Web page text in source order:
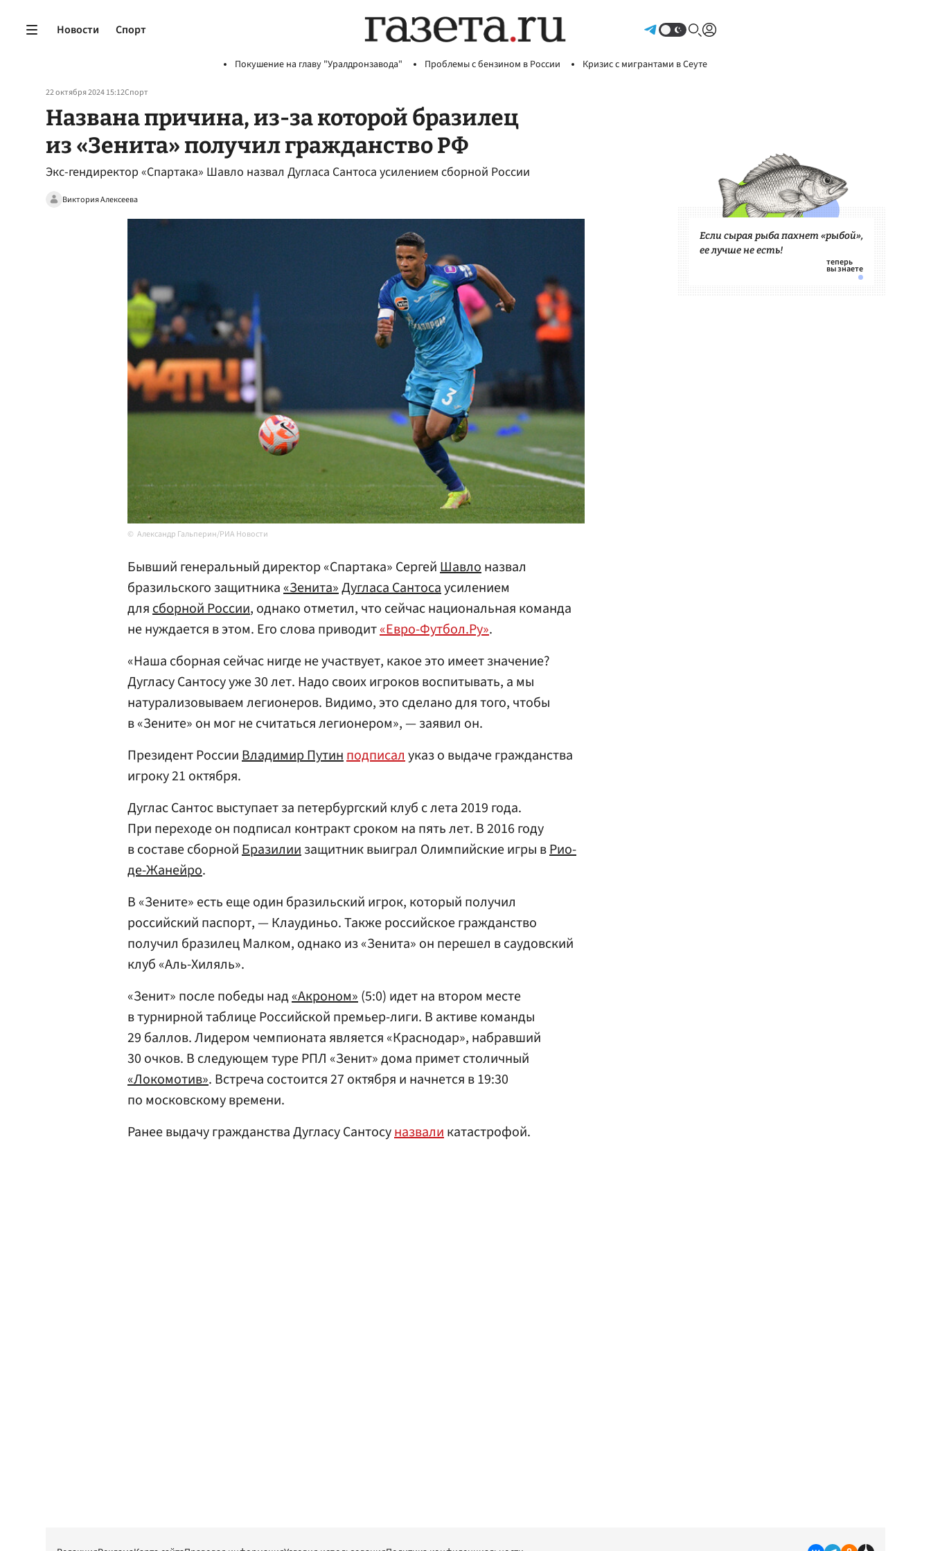
Новости Спорт
Покушение на главу "Уралдронзавода" Проблемы с бензином в России Кризис с мигрантами в Сеуте
22 октября 2024 15:12Спорт
Названа причина, из-за которой бразилец
из «Зенита» получил гражданство РФ
Экс-гендиректор «Спартака» Шавло назвал Дугласа Сантоса усилением сборной России
Виктория Алексеева
Александр Гальперин/РИА Новости
Бывший генеральный директор «Спартака» СергейШавлоназвал
бразильского защитника«Зенита»Дугласа Сантосаусилением
длясборной России, однако отметил, что сейчас национальная команда
не нуждается в этом. Его слова приводит«Евро-Футбол.Ру».
«Наша сборная сейчас нигде не участвует, какое это имеет значение?
Дугласу Сантосу уже 30 лет. Надо своих игроков воспитывать, а мы
натурализовываем легионеров. Видимо, это сделано для того, чтобы
в «Зените» он мог не считаться легионером», — заявил он.
Президент РоссииВладимир Путинподписалуказ о выдаче гражданства
игроку 21 октября.
Дуглас Сантос выступает за петербургский клуб с лета 2019 года.
При переходе он подписал контракт сроком на пять лет. В 2016 году
в составе сборнойБразилиизащитник выиграл Олимпийские игры вРио-
де-Жанейро.
В «Зените» есть еще один бразильский игрок, который получил
российский паспорт, — Клаудиньо. Также российское гражданство
получил бразилец Малком, однако из «Зенита» он перешел в саудовский
клуб «Аль-Хиляль».
«Зенит» после победы над«Акроном»(5:0) идет на втором месте
в турнирной таблице Российской премьер-лиги. В активе команды
29 баллов. Лидером чемпионата является «Краснодар», набравший
30 очков. В следующем туре РПЛ «Зенит» дома примет столичный
«Локомотив». Встреча состоится 27 октября и начнется в 19:30
по московскому времени.
Ранее выдачу гражданства Дугласу Сантосуназваликатастрофой.
Если сырая рыба пахнет «рыбой»,
ее лучше не есть!